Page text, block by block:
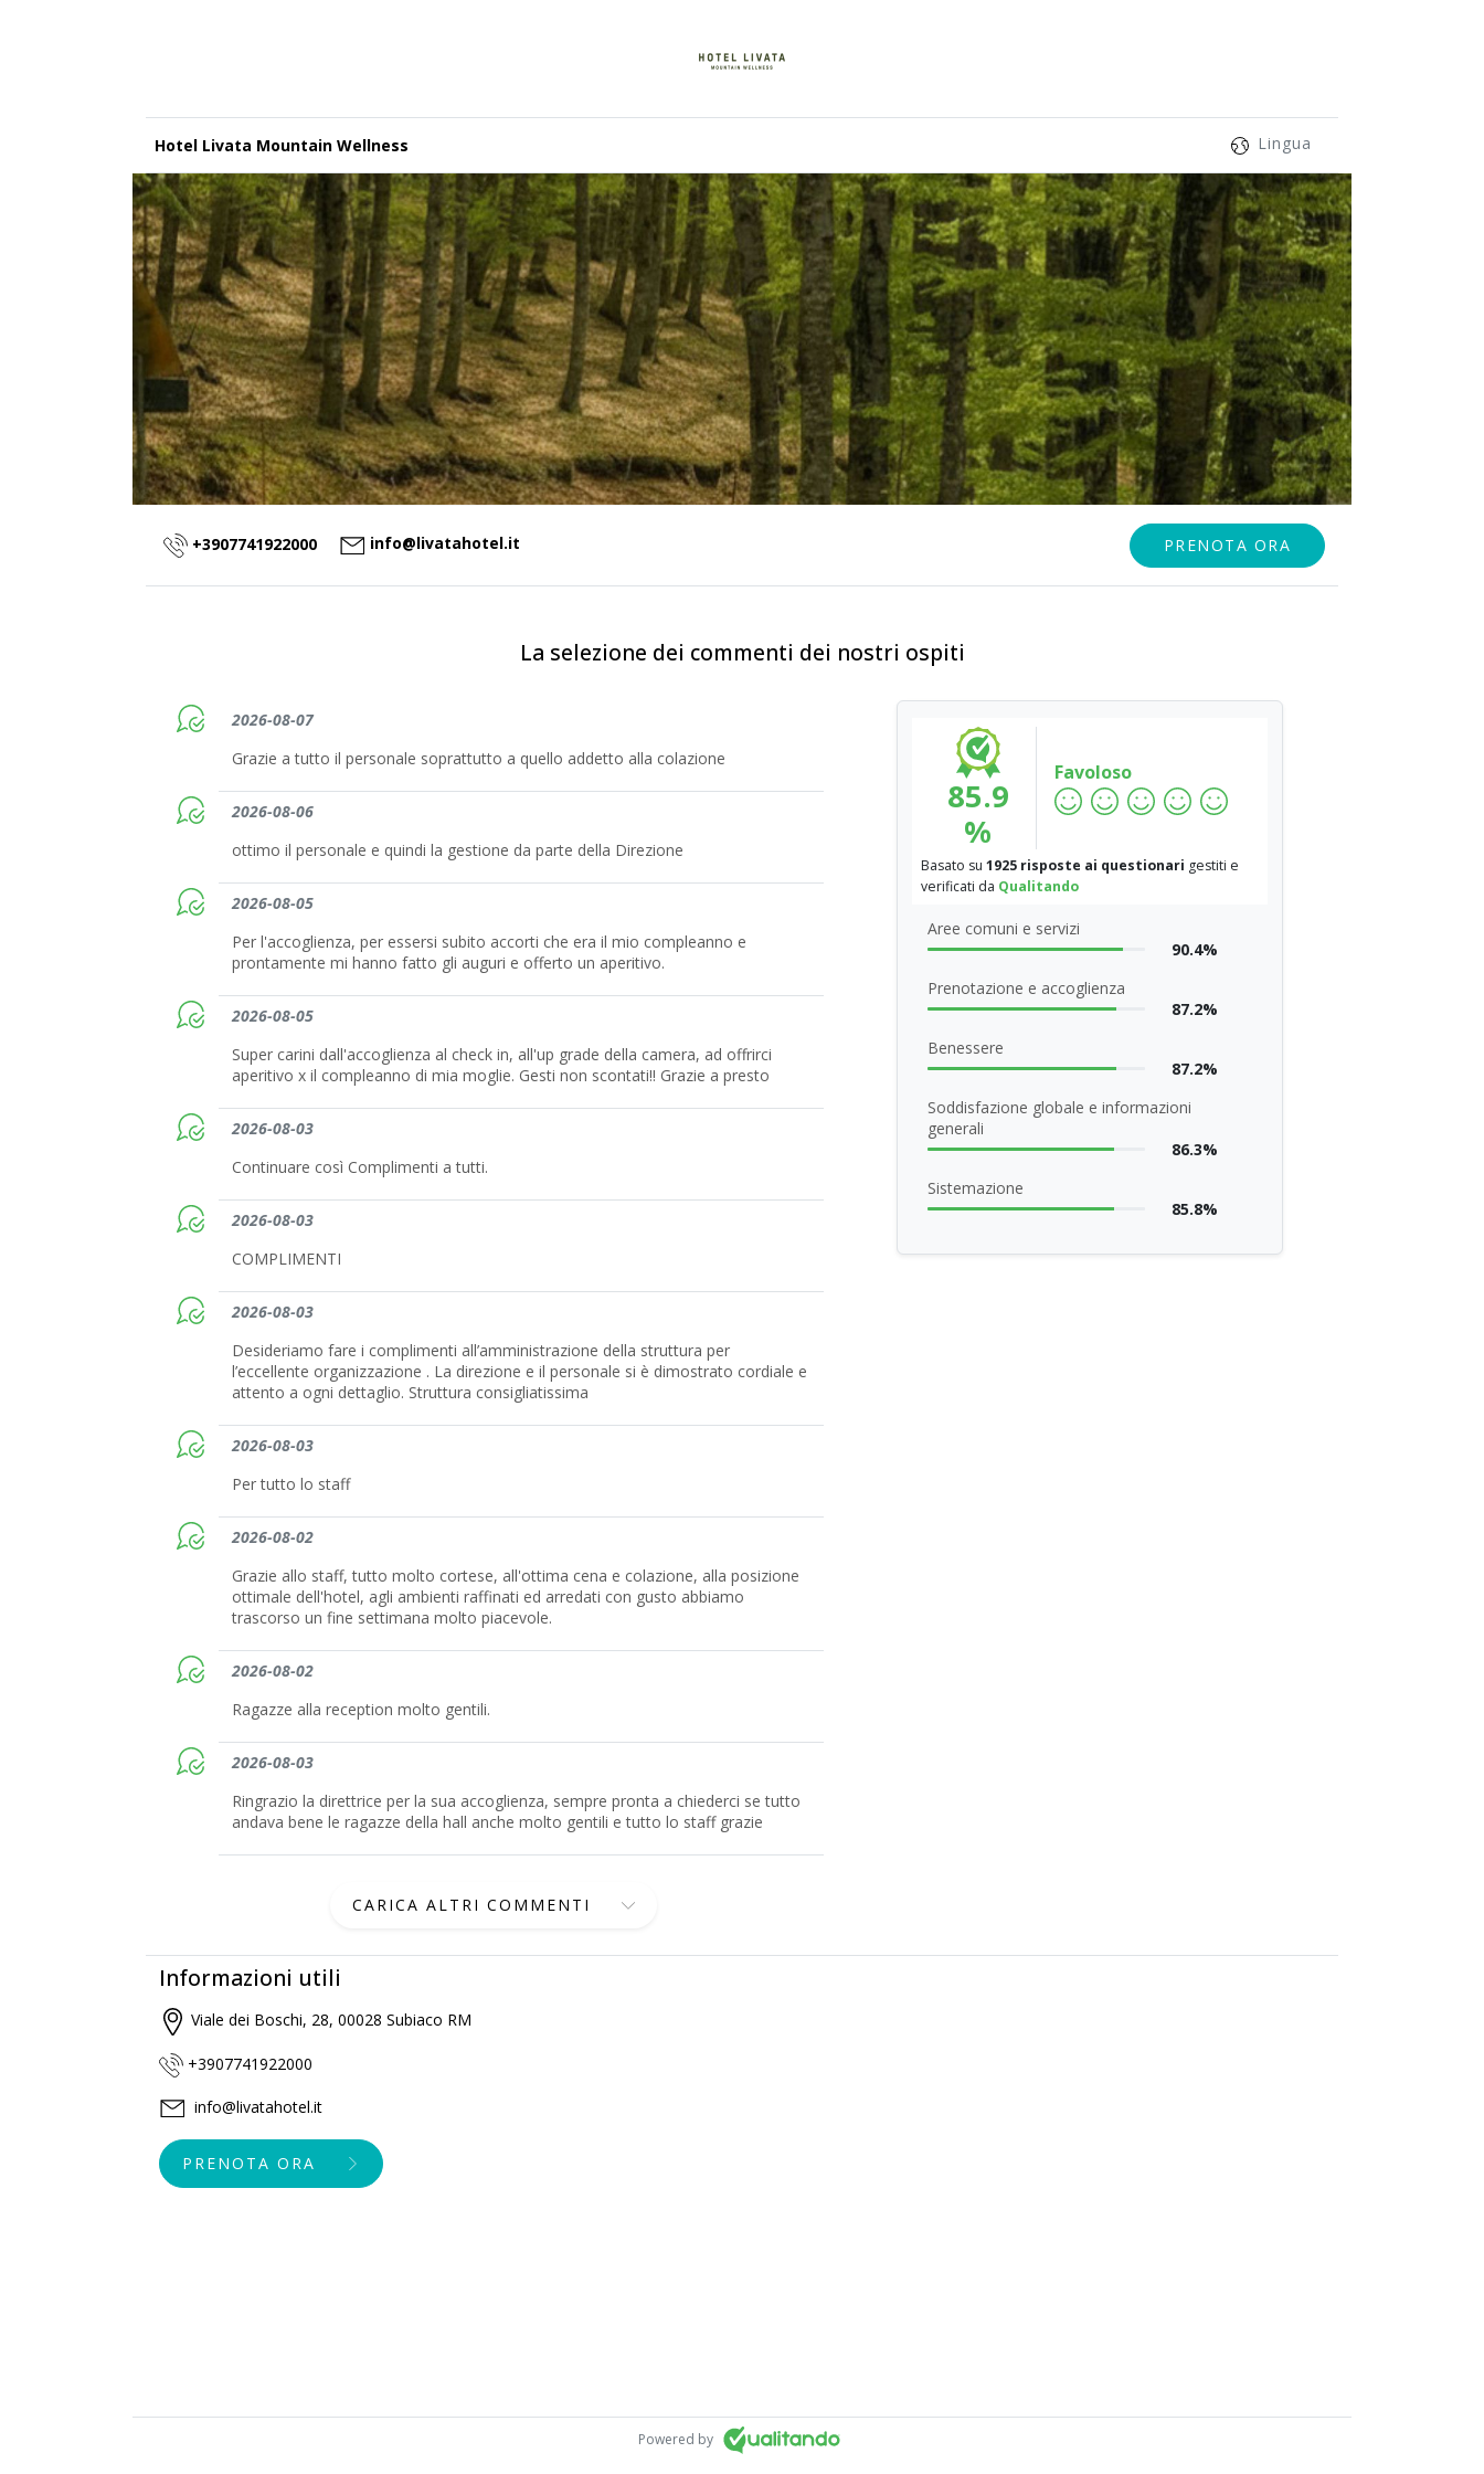
Hotel Livata Mountain Wellness Lingua
+3907741922000 info@livatahotel.it PRENOTA ORA
La selezione dei commenti dei nostri ospiti
2026-08-07
Grazie a tutto il personale soprattutto a quello addetto alla colazione
2026-08-06
ottimo il personale e quindi la gestione da parte della Direzione
2026-08-05
Per l'accoglienza, per essersi subito accorti che era il mio compleanno e
prontamente mi hanno fatto gli auguri e offerto un aperitivo.
2026-08-05
Super carini dall'accoglienza al check in, all'up grade della camera, ad offrirci
aperitivo x il compleanno di mia moglie. Gesti non scontati!! Grazie a presto
2026-08-03
Continuare così Complimenti a tutti.
2026-08-03
COMPLIMENTI
2026-08-03
Desideriamo fare i complimenti all’amministrazione della struttura per
l’eccellente organizzazione . La direzione e il personale si è dimostrato cordiale e
attento a ogni dettaglio. Struttura consigliatissima
2026-08-03
Per tutto lo staff
2026-08-02
Grazie allo staff, tutto molto cortese, all'ottima cena e colazione, alla posizione
ottimale dell'hotel, agli ambienti raffinati ed arredati con gusto abbiamo
trascorso un fine settimana molto piacevole.
2026-08-02
Ragazze alla reception molto gentili.
2026-08-03
Ringrazio la direttrice per la sua accoglienza, sempre pronta a chiederci se tutto
andava bene le ragazze della hall anche molto gentili e tutto lo staff grazie
CARICA ALTRI COMMENTI
85.9
%
Favoloso
Basato su 1925 risposte ai questionari gestiti e
verificati da Qualitando
Aree comuni e servizi
90.4%
Prenotazione e accoglienza
87.2%
Benessere
87.2%
Soddisfazione globale e informazioni
generali
86.3%
Sistemazione
85.8%
Informazioni utili
Viale dei Boschi, 28, 00028 Subiaco RM
+3907741922000
info@livatahotel.it
PRENOTA ORA
Powered by